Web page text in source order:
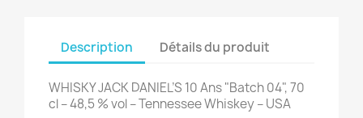
Description Détails du produit
WHISKY JACK DANIEL’S 10 Ans "Batch 04", 70
cl – 48,5 % vol – Tennessee Whiskey – USA